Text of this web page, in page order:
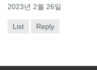
2023년 2월 26일
List Reply